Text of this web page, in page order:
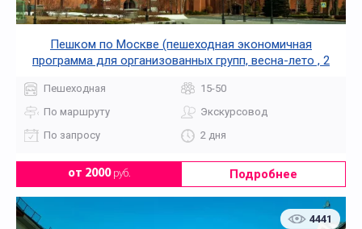
Пешком по Москве (пешеходная экономичная
программа для организованных групп, весна-лето , 2
Пешеходная
15-50
По маршруту
Экскурсовод
По запросу
2 дня
от 2000руб. Подробнее
4441